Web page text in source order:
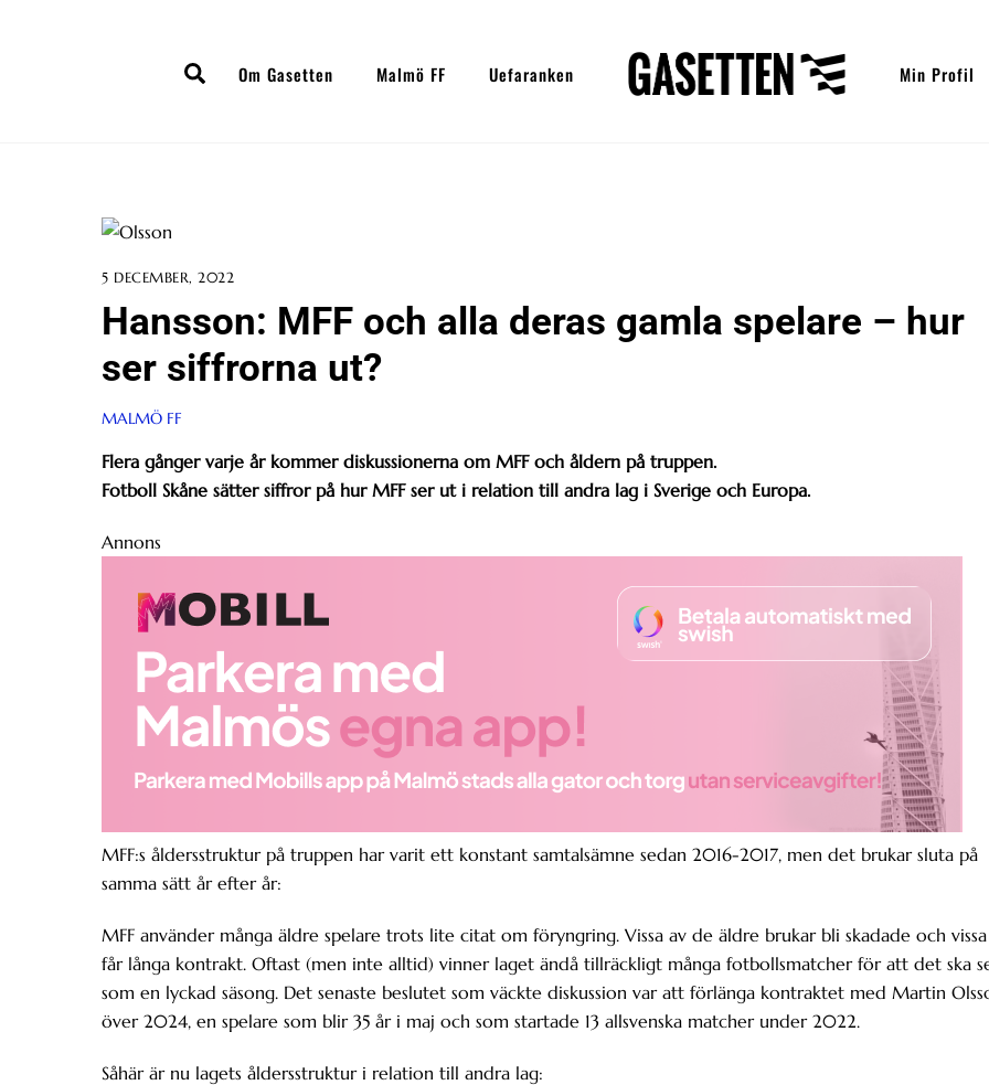
SearchOm Gasetten Malmö FF Uefaranken Min Profil
5 DECEMBER, 2022
Hansson: MFF och alla deras gamla spelare – hur
ser siffrorna ut?
MALMÖ FF
Flera gånger varje år kommer diskussionerna om MFF och åldern på truppen.
Fotboll Skåne sätter siffror på hur MFF ser ut i relation till andra lag i Sverige och Europa.
Annons
MFF:s åldersstruktur på truppen har varit ett konstant samtalsämne sedan 2016-2017, men det brukar sluta på
samma sätt år efter år:
MFF använder många äldre spelare trots lite citat om föryngring. Vissa av de äldre brukar bli skadade och vissa
får långa kontrakt. Oftast (men inte alltid) vinner laget ändå tillräckligt många fotbollsmatcher för att det ska
som en lyckad säsong. Det senaste beslutet som väckte diskussion var att förlänga kontraktet med Martin
över 2024, en spelare som blir 35 år i maj och som startade 13 allsvenska matcher under 2022.
Såhär är nu lagets åldersstruktur i relation till andra lag: